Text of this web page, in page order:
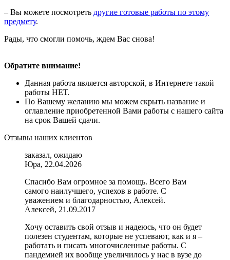
– Вы можете посмотреть другие готовые работы по этому
предмету.
Рады, что смогли помочь, ждем Вас снова!
Обратите внимание!
Данная работа является авторской, в Интернете такой
работы НЕТ.
По Вашему желанию мы можем скрыть название и
оглавление приобретенной Вами работы с нашего сайта
на срок Вашей сдачи.
Отзывы наших клиентов
заказал, ожидаю
Юра, 22.04.2026
Спасибо Вам огромное за помощь. Всего Вам
самого наилучшего, успехов в работе. С
уважением и благодарностью, Алексей.
Алексей, 21.09.2017
Хочу оставить свой отзыв и надеюсь, что он будет
полезен студентам, которые не успевают, как и я –
работать и писать многочисленные работы. С
пандемией их вообще увеличилось у нас в вузе до